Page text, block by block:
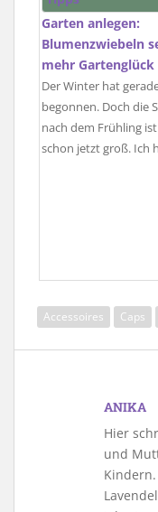
Garten anlegen:
Blumenzwiebeln
mehr Gartenglück
Der Winter hat
begonnen. Doch die
nach dem Frühling
schon jetzt groß. Ich
Accessoires Caps
ANIKA
Hier
und